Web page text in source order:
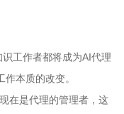
工作者都将成为AI代理
本质的改变。
在是代理的管理者，这